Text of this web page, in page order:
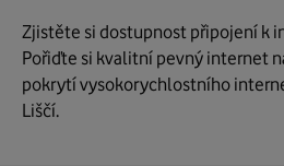
Zjistěte si dostupnost připojení k
Pořiďte si kvalitní pevný internet
pokrytí vysokorychlostního
Liščí.